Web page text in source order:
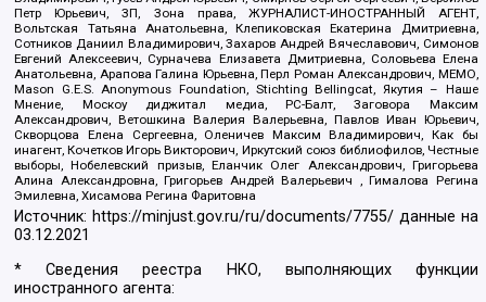
Петр Юрьевич, ЗП, Зона права, ЖУРНАЛИСТ-ИНОСТРАННЫЙ АГЕНТ,
Вольтская Татьяна Анатольевна, Клепиковская Екатерина Дмитриевна,
Сотников Даниил Владимирович, Захаров Андрей Вячеславович, Симонов
Евгений Алексеевич, Сурначева Елизавета Дмитриевна, Соловьева Елена
Анатольевна, Арапова Галина Юрьевна, Перл Роман Александрович, МЕМО,
Mason G.E.S. Anonymous Foundation, Stichting Bellingcat, Якутия – Наше
Мнение, Москоу диджитал медиа, РС-Балт, Заговора Максим
Александрович, Ветошкина Валерия Валерьевна, Павлов Иван Юрьевич,
Скворцова Елена Сергеевна, Оленичев Максим Владимирович, Как бы
инагент, Кочетков Игорь Викторович, Иркутский союз библиофилов, Честные
выборы, Нобелевский призыв, Еланчик Олег Александрович, Григорьева
Алина Александровна, Григорьев Андрей Валерьевич , Гималова Регина
Эмилевна, Хисамова Регина Фаритовна
Источник: https://minjust.gov.ru/ru/documents/7755/ данные на
03.12.2021
* Сведения реестра НКО, выполняющих функции
иностранного агента: